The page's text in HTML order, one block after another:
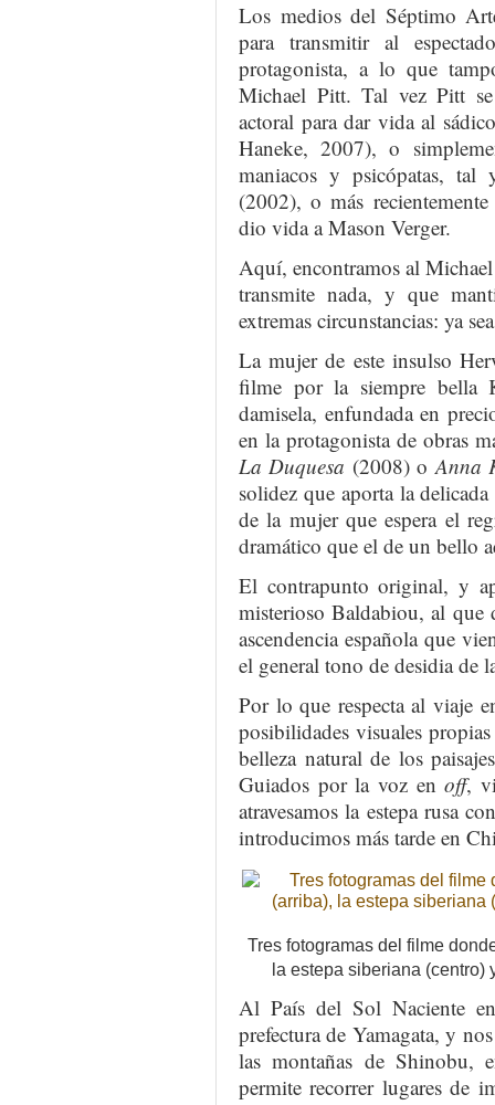
Los medios del Séptimo
para transmitir al
protagonista, a lo que
Michael Pitt. Tal vez Pitt
actoral para dar vida al
Haneke, 2007), o
maniacos y psicópatas,
(2002), o más
dio vida a Mason Verger.
Aquí, encontramos al
transmite nada, y que
extremas circunstancias: ya
La mujer de este insulso
filme por la siempre bella
damisela, enfundada en
en la protagonista de obras
La Duquesa (2008) oAnna
solidez que aporta la
de la mujer que espera el
dramático que el de un bello
El contrapunto original, y
misterioso Baldabiou, al
ascendencia española que
el general tono de desidia de
Por lo que respecta al viaje
posibilidades visuales
belleza natural de los
Guiados por la voz enoff,
atravesamos la estepa rusa
introducimos más tarde en
Tres fotogramas del filme
la estepa siberiana (centro)
Al País del Sol Naciente
prefectura de Yamagata, y
las montañas de Shinobu,
permite recorrer lugares de